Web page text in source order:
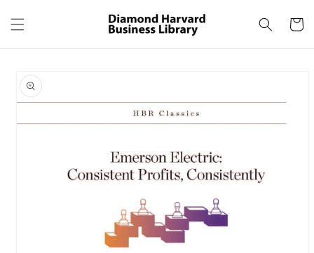
ンツに
進む
ー
報にス
キップ